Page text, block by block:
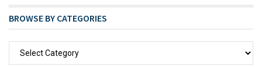
BROWSE BY CATEGORIES